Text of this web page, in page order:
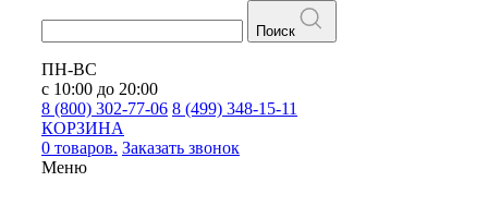
Поиск
ПН-ВС
с 10:00 до 20:00
8 (800) 302-77-06 8 (499) 348-15-11
КОРЗИНА
0 товаров. Заказать звонок
Меню